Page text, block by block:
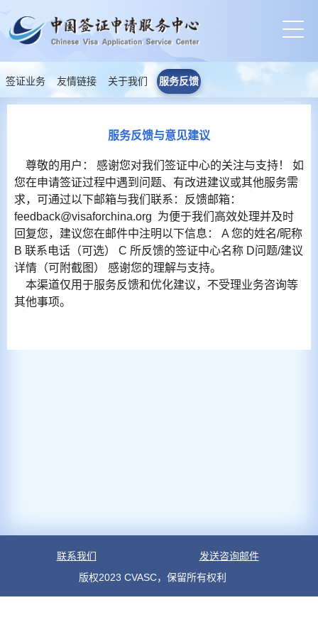
签证业务 友情链接 关于我们 服务反馈
服务反馈与意见建议
尊敬的用户： 感谢您对我们签证中心的关注与支持！ 如
您在申请签证过程中遇到问题、有改进建议或其他服务需
求，可通过以下邮箱与我们联系：反馈邮箱：
feedback@visaforchina.org 为便于我们高效处理并及时
回复您，建议您在邮件中注明以下信息： A 您的姓名/昵称
B 联系电话（可选） C 所反馈的签证中心名称 D问题/建议
详情（可附截图） 感谢您的理解与支持。
本渠道仅用于服务反馈和优化建议，不受理业务咨询等
其他事项。
联系我们
发送咨询邮件
版权2023 CVASC，保留所有权利